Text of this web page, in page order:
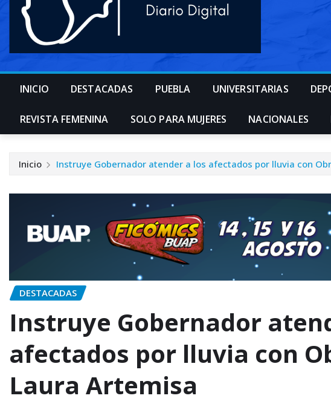
INICIO DESTACADAS PUEBLA UNIVERSITARIAS
REVISTA FEMENINA SOLO PARA MUJERES NACIONALES
Inicio Instruye Gobernador atender a los afectados por lluvia con
DESTACADAS
Instruye Gobernador
afectados por lluvia con
Laura Artemisa